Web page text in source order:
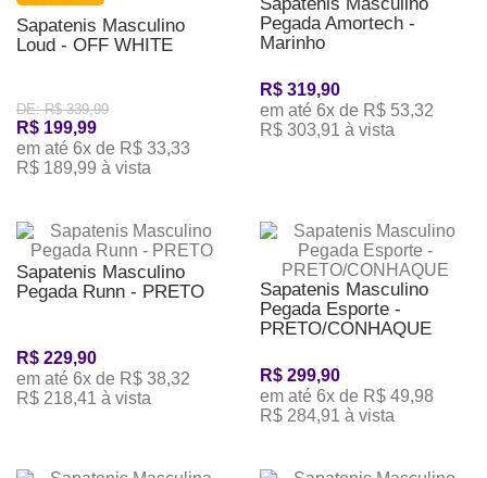
Sapatenis Masculino
Loud - OFF WHITE
DE: R$ 339,99
R$ 199,99
em até 6x de R$ 33,33
R$ 189,99 à vista
Pegada Amortech -
Marinho
R$ 319,90
em até 6x de R$ 53,32
R$ 303,91 à vista
Sapatenis Masculino
Pegada Runn - PRETO
R$ 229,90
em até 6x de R$ 38,32
R$ 218,41 à vista
Sapatenis Masculino
Pegada Esporte -
PRETO/CONHAQUE
R$ 299,90
em até 6x de R$ 49,98
R$ 284,91 à vista